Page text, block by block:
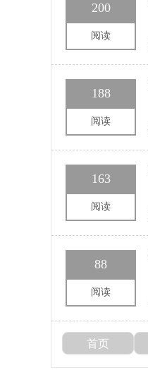
200
阅读
188
阅读
163
阅读
88
阅读
首页